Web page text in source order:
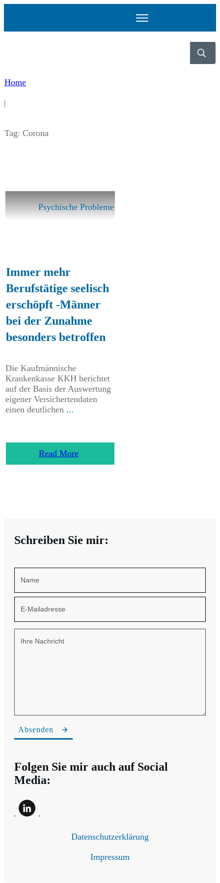
Home
|
Tag: Corona
Psychische Probleme
Immer mehr
Berufstätige seelisch
erschöpft -Männer
bei der Zunahme
besonders betroffen
Die Kaufmännische
Krankenkasse KKH berichtet
auf der Basis der Auswertung
eigener Versichertendaten
einen deutlichen ...
Read More
Schreiben Sie mir:
Absenden
Folgen Sie mir auch auf Social
Media:
Datenschutzerklärung
Impressum